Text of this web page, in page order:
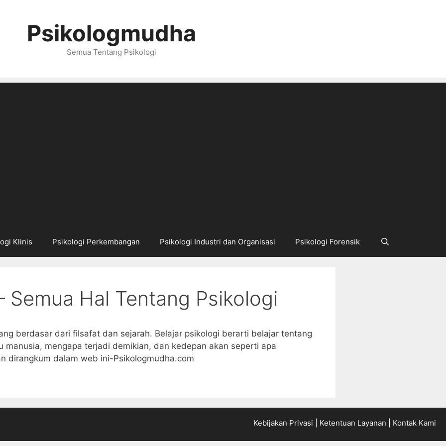
Psikologmudha
Semua Tentang Psikologi
Klinis Psikologi Perkembangan Psikologi Industri dan Organisasi Psikologi Forensik
Semua Hal Tentang Psikologi
berdasar dari filsafat dan sejarah. Belajar psikologi berarti belajar tentang
manusia, mengapa terjadi demikian, dan kedepan akan seperti apa
dirangkum dalam web ini-Psikologmudha.com
Kebijakan Privasi Ketentuan Layanan Kontak Kami